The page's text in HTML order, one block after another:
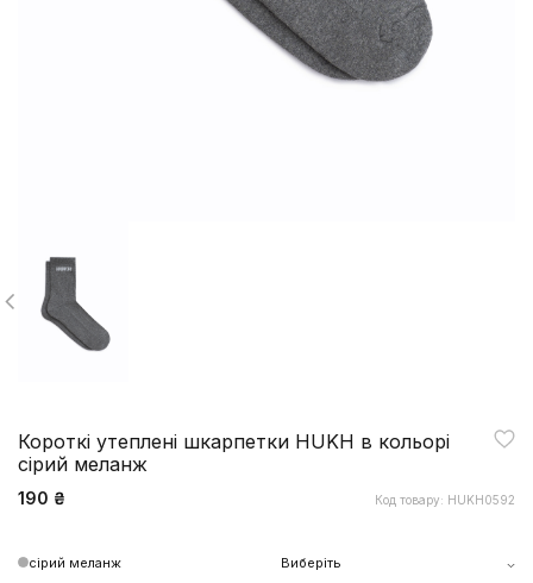
Короткі утеплені шкарпетки HUKH в кольорі
сірий меланж
190 ₴ Код товару: HUKH0592
сірий меланж Виберіть